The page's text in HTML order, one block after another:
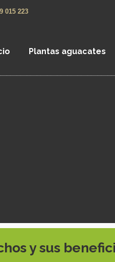
015 223
Plantas aguacates
y sus